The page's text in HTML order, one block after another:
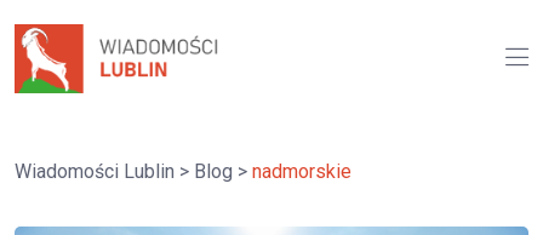
Wiadomości Lublin > Blog > nadmorskie